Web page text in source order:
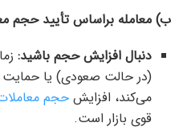
ب) معامله براساس تأیید حجم
دنبال افزایش حجم باشید:
(در حالت صعودی) یا حمایت
می‌کند، افزایش حجم
قوی بازار است.